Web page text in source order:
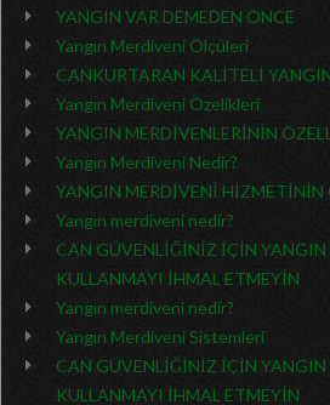
YANGIN VAR DEMEDEN ÖNCE
Yangın Merdiveni Ölçüleri
CANKURTARAN KALİTELİ
Yangın Merdiveni Özelikleri
YANGIN MERDİVENLERİNİN
Yangın Merdiveni Nedir?
YANGIN MERDİVENİ HİZMETİNİN
Yangın merdiveni nedir?
CAN GÜVENLİĞİNİZ İÇİN YANGIN
KULLANMAYI İHMAL ETMEYİN
Yangın merdiveni nedir?
Yangın Merdiveni Sistemleri
CAN GÜVENLİĞİNİZ İÇİN YANGIN
KULLANMAYI İHMAL ETMEYİN